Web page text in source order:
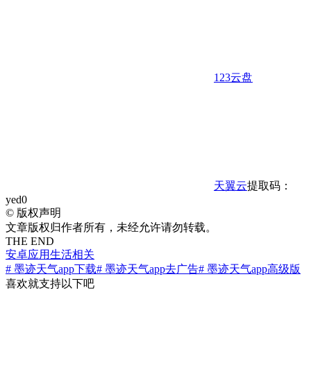
123云盘
天翼云提取码：
yed0
© 版权声明
文章版权归作者所有，未经允许请勿转载。
THE END
安卓应用生活相关
# 墨迹天气app下载# 墨迹天气app去广告# 墨迹天气app高级版
喜欢就支持以下吧